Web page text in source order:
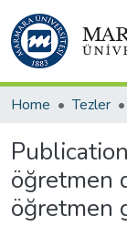
Home Tezler
öğretmen
öğretmen